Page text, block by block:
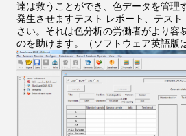
達は救うことができ、色データを管理
発生させますテスト レポート、テス
さい。それは色分析の労働者がより容
のを助けます。（ソフトウェア英語版